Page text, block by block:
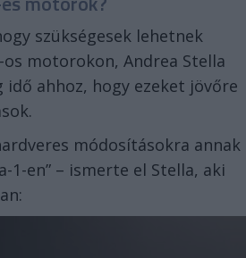
szükségesek lehetnek
motorokon, Andrea Stella
ahhoz, hogy ezeket jövőre
módosításokra annak
1-en” – ismerte el Stella, aki